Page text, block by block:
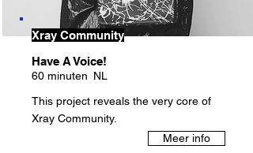
Xray Community
60 minuten
Have A Voice!
NL
This project reveals the very core of
Xray Community.
Meer info